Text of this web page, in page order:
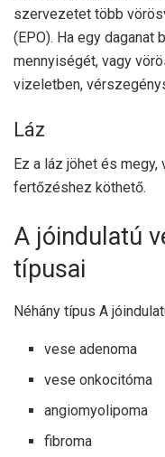
szervezetet több
(EPO). Ha egy daganat
mennyiségét, vagy
vizeletben,
Láz
Ez a láz jöhet és
fertőzéshez köthető.
A jóindulatú
típusai
Néhány típus A
vese adenoma
vese onkocitóma
angiomyolipoma
fibroma